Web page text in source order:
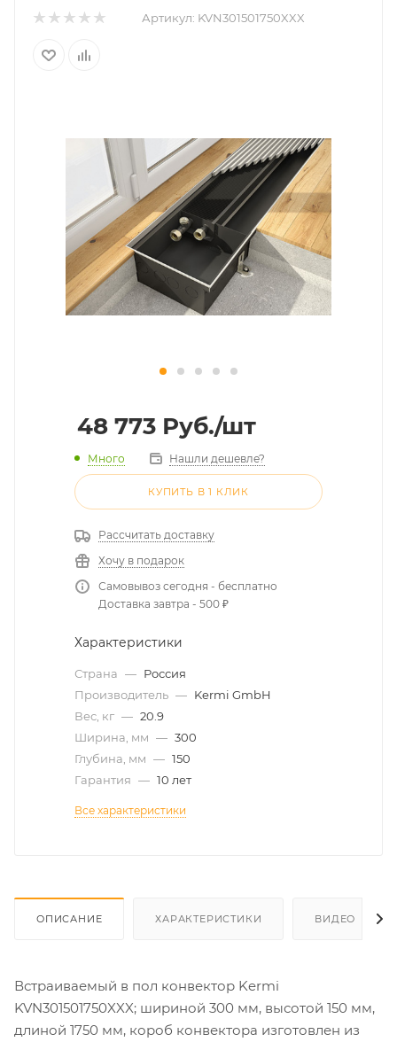
Артикул: KVN301501750XXX
48 773 Руб./шт
Много Нашли дешевле?
КУПИТЬ В 1 КЛИК
Рассчитать доставку
Хочу в подарок
Самовывоз сегодня - бесплатно
Доставка завтра - 500 ₽
Характеристики
Страна — Россия
Производитель — Kermi GmbH
Вес, кг — 20.9
Ширина, мм — 300
Глубина, мм — 150
Гарантия — 10 лет
Все характеристики
ОПИСАНИЕ ХАРАКТЕРИСТИКИ ВИДЕО
Встраиваемый в пол конвектор Kermi
KVN301501750XXX; шириной 300 мм, высотой 150 мм,
длиной 1750 мм, короб конвектора изготовлен из